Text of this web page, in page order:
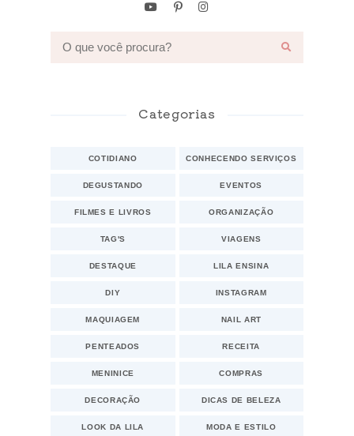
Categorias
COTIDIANO CONHECENDO SERVIÇOS
DEGUSTANDO EVENTOS
FILMES E LIVROS ORGANIZAÇÃO
TAG'S VIAGENS
DESTAQUE LILA ENSINA
DIY INSTAGRAM
MAQUIAGEM NAIL ART
PENTEADOS RECEITA
MENINICE COMPRAS
DECORAÇÃO DICAS DE BELEZA
LOOK DA LILA MODA E ESTILO